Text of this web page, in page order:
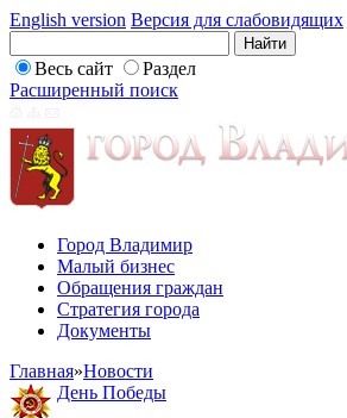
English version Версия для слабовидящих
Весь сайт
Раздел
Расширенный поиск
Город Владимир
Малый бизнес
Обращения граждан
Стратегия города
Документы
Главная»Новости
День Победы